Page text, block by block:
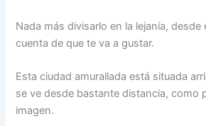
Nada más divisarlo en la lejanía, desde
cuenta de que te va a gustar.
Esta ciudad amurallada está situada
se ve desde bastante distancia, como
imagen.